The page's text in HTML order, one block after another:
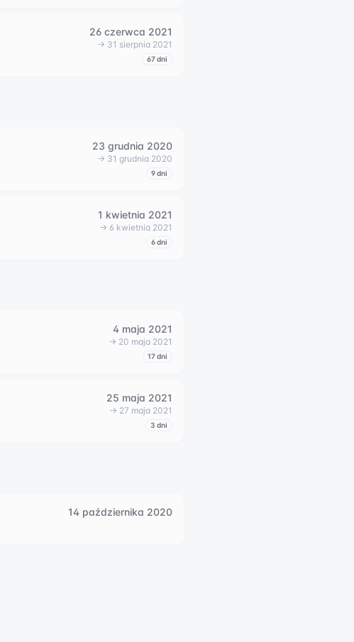
26 czerwca 2021
→ 31 sierpnia 2021
67dni
23 grudnia 2020
→ 31 grudnia 2020
9dni
1 kwietnia 2021
→ 6 kwietnia 2021
6dni
4 maja 2021
→ 20 maja 2021
17dni
25 maja 2021
→ 27 maja 2021
3 dni
14 października 2020